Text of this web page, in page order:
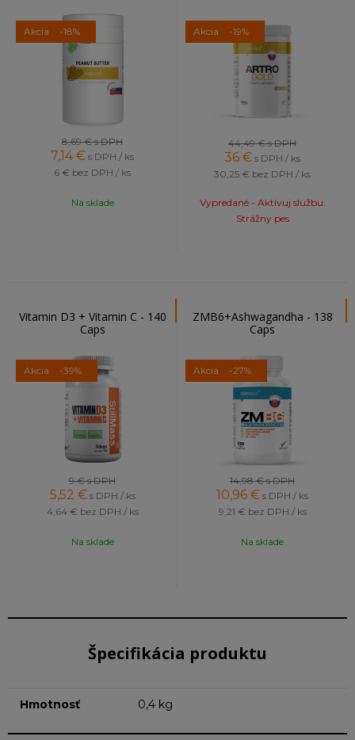
Akcia -18%
8,69 €s DPH
7,14 € s DPH / ks
6 € bez DPH / ks
Na sklade
Akcia -19%
44,49 €s DPH
36 € s DPH / ks
30,25 € bez DPH / ks
Vypredané - Aktivuj službu:
Strážny pes
Vitamin D3 + Vitamin C - 140
Caps
Akcia -39%
9 €s DPH
5,52 € s DPH / ks
4,64 € bez DPH / ks
Na sklade
ZMB6+Ashwagandha - 138
Caps
Akcia -27%
14,98 €s DPH
10,96 € s DPH / ks
9,21 € bez DPH / ks
Na sklade
Špecifikácia produktu
Hmotnosť 0,4 kg